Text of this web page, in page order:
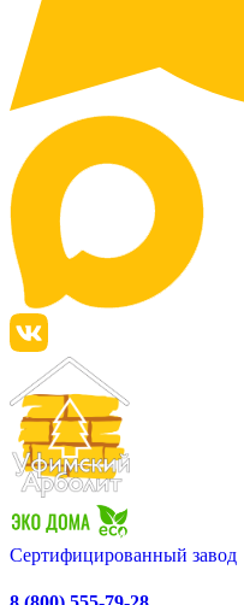
Сертифицированный завод